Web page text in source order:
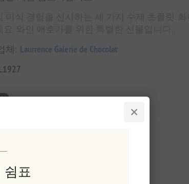
체: Laurrence Galerie de Chocolat
쉼표